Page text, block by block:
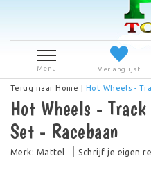
Menu Verlanglijst
Terug naar Home Hot Wheels -
Hot Wheels -
Set - Racebaan
Merk: Mattel |Schrijf je eigen